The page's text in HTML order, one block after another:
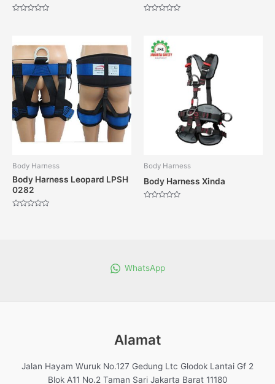
Body Harness
Body Harness Leopard LPSH
0282
Body Harness
Body Harness Xinda
WhatsApp
Alamat
Jalan Hayam Wuruk No.127 Gedung Ltc Glodok Lantai Gf 2
Blok A11 No.2 Taman Sari Jakarta Barat 11180